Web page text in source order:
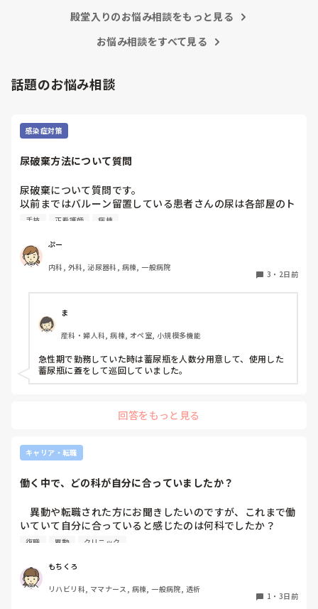
朝の情報収集にも時間がかかり、結果、患者のことがわから
の意味があるのか疑問です。
やったことないの！？もう10ヶ月なんだから、未経験なこと
新人さんが可愛そう、と感じることもある反面、ペアの先輩
が何か処置をしているけど、ペアの新人はのんびり記録して
がいいんじゃないの？」と声をかけても、「記録終わってな
早く色々覚えたい！という、意欲があまり感じられず…これ
はPNS云々よりも、その新人の性格かな？とも思いました
が、ほとんどの新人に当てはまりました。。。時代柄でしょ
私はどちらかといえば、PNSは好きじゃありません。
でもPNSでやれというからには、もっと業務量に見合った、
新人を指導しながら業務ができるゆとりが欲しいです。
いと思いますか？
の向き合い方になると思いますよ🎵僕は昔の人間なので、昔は
いと思います。昔は患者様、スタッフ全員に目を配れる人が沢
るなら実施してみてはどうでしょうか⁉️そういう事と思います
殿堂入りのお悩み相談をもっと見る
お悩み相談をすべて見る
話題のお悩み相談
感染症対策
尿破棄方法について質問
尿破棄について質問です。
以前まではバルーン留置している患者さんの尿は各部屋のト
イレに破棄する形でしたが、感染予防上汚物処理室でのみ破
物処理室に持っていくという非効率な方法になってます。尿
破棄人数は10人近くになるので病室と汚物処理室を10往復
する形に。結果尿破棄に時間がかかってます。
ットしワゴン下段に乗せて破棄していき最後まとめて汚物処
理室で破棄してたのでその方法はダメなのか？と疑問抱いて
ます。もちろん汚物見えないようワゴンにカバーする等対策
して。
皆さんの病棟ではどのような方法取られてますか？
手技 正看護師 病棟
ぷー
内科, 外科, 泌尿器科, 病棟, 一般病院
3 ・ 2日前
ま
産科・婦人科, 病棟, オペ室, 小規模多機能
急性期で勤務していた時は蓄尿瓶を人数分用意して、使用した
蓄尿瓶に蓋をして巡回していました。
回答をもっと見る
キャリア・転職
働く中で、どの科が自分に合っていましたか？
異動や転職された方にお聞きしたいのですが、これまで働
いていて自分に合っていると感じたのは何科でしたか？
また、どんなところが合っていると感じましたか？
私はこれまで脳神経外科、リハビリ科、透析室と経験しまし
たが、どこもしっくり来なくて悩んでいます…。次回の転職
の参考にさせていただきたいです😭
復職 異動 クリニック
もちくろ
リハビリ科, ママナース, 病棟, 一般病院, 透析
1 ・ 3日前